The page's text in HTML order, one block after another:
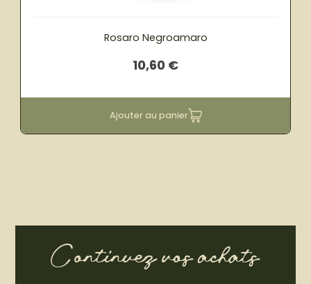
Rosaro Negroamaro
10,60 €
Ajouter au panier
Continuez vos achats